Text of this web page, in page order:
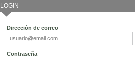
LOGIN
Dirección de correo
Contraseña